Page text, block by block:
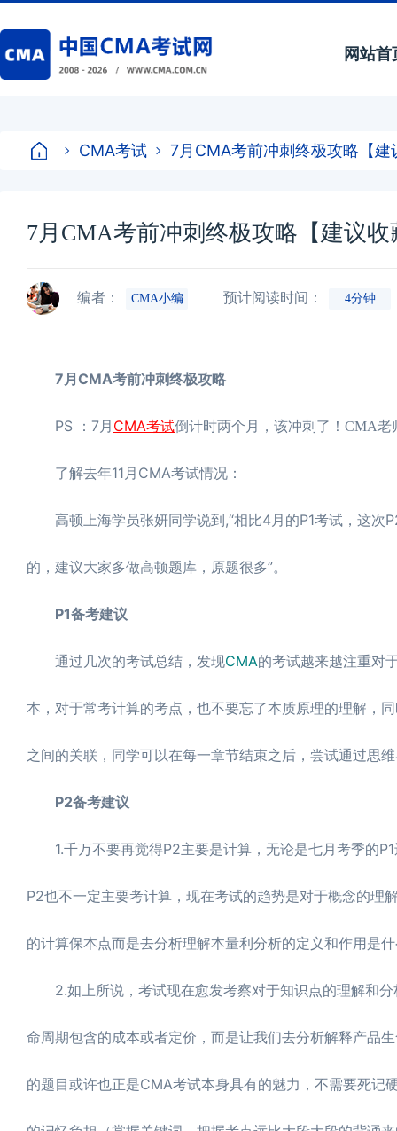
网站首
CMA考试 7月CMA考前冲刺终极攻略【建
7月CMA考前冲刺终极攻略【建议收
编者： CMA小编 预计阅读时间： 4分钟
7月CMA考前冲刺终极攻略
PS ：7月 CMA考试倒计时两个月，该冲刺了！CMA
了解去年11月CMA考试情况：
高顿上海学员张妍同学说到,“相比4月的P1考试，这次
的，建议大家多做高顿题库，原题很多”。
P1备考建议
通过几次的考试总结，发现CMA的考试越来越注重对
本，对于常考计算的考点，也不要忘了本质原理的理解，
之间的关联，同学可以在每一章节结束之后，尝试通过思
P2备考建议
1.千万不要再觉得P2主要是计算，无论是七月考季的P1
P2也不一定主要考计算，现在考试的趋势是对于概念的理
的计算保本点而是去分析理解本量利分析的定义和作用是
2.如上所说，考试现在愈发考察对于知识点的理解和分
命周期包含的成本或者定价，而是让我们去分析解释产品
的题目或许也正是CMA考试本身具有的魅力，不需要死记